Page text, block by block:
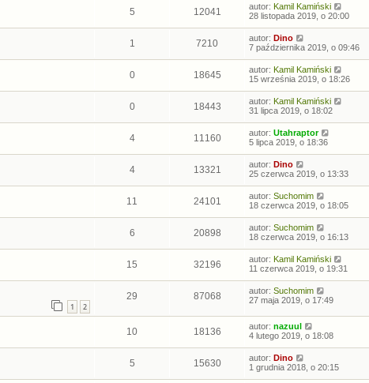
5 12041 autor: Kamil Kamiński
28 listopada 2019, o 20:00
1 7210 autor: Dino
7 października 2019, o 09:46
0 18645 autor: Kamil Kamiński
15 września 2019, o 18:26
0 18443 autor: Kamil Kamiński
31 lipca 2019, o 18:02
4 11160 autor: Utahraptor
5 lipca 2019, o 18:36
4 13321 autor: Dino
25 czerwca 2019, o 13:33
11 24101 autor: Suchomim
18 czerwca 2019, o 18:05
6 20898 autor: Suchomim
18 czerwca 2019, o 16:13
15 32196 autor: Kamil Kamiński
11 czerwca 2019, o 19:31
1 2
29 87068 autor: Suchomim
27 maja 2019, o 17:49
10 18136 autor: nazuul
4 lutego 2019, o 18:08
5 15630 autor: Dino
1 grudnia 2018, o 20:15